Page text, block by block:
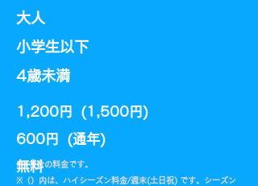
​※1名分の料金です。
​※（）内は、ハイシーズン料金/週末(土日祝) です。シーズン
大人
小学生以下
​4歳未満
1,200円 (1,500円)
600円 (通年)​
​無料